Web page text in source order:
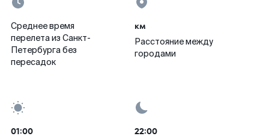
Среднее время
перелета из Санкт-
Петербурга без
пересадок
км
Расстояние между
городами
01:00 22:00